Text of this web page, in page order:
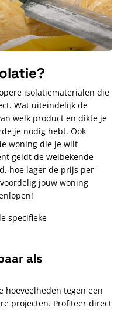
isolatiematerialen die
Wat uiteindelijk de
welk product en dikte je
je nodig hebt. Ook
woning die je wilt
geldt de welbekende
hoe lager de prijs per
jouw woning
specifieke
als
hoeveelheden tegen een
projecten. Profiteer direct